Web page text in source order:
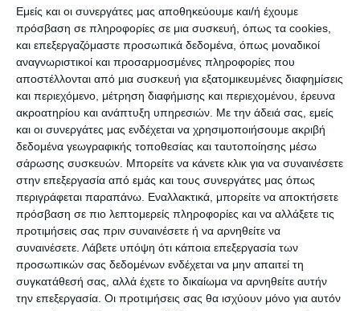
Εμείς και οι συνεργάτες μας αποθηκεύουμε και/ή έχουμε
πρόσβαση σε πληροφορίες σε μια συσκευή, όπως τα cookies,
και επεξεργαζόμαστε προσωπικά δεδομένα, όπως μοναδικοί
αναγνωριστικοί και προσαρμοσμένες πληροφορίες που
αποστέλλονται από μια συσκευή για εξατομικευμένες διαφημίσεις
και περιεχόμενο, μέτρηση διαφήμισης και περιεχομένου, έρευνα
ακροατηρίου και ανάπτυξη υπηρεσιών. Με την άδειά σας, εμείς
και οι συνεργάτες μας ενδέχεται να χρησιμοποιήσουμε ακριβή
δεδομένα γεωγραφικής τοποθεσίας και ταυτοποίησης μέσω
σάρωσης συσκευών. Μπορείτε να κάνετε κλικ για να συναινέσετε
στην επεξεργασία από εμάς και τους συνεργάτες μας όπως
περιγράφεται παραπάνω. Εναλλακτικά, μπορείτε να αποκτήσετε
πρόσβαση σε πιο λεπτομερείς πληροφορίες και να αλλάξετε τις
προτιμήσεις σας πριν συναινέσετε ή να αρνηθείτε να
συναινέσετε. Λάβετε υπόψη ότι κάποια επεξεργασία των
προσωπικών σας δεδομένων ενδέχεται να μην απαιτεί τη
συγκατάθεσή σας, αλλά έχετε το δικαίωμα να αρνηθείτε αυτήν
την επεξεργασία. Οι προτιμήσεις σας θα ισχύουν μόνο για αυτόν
πραγματοποιήθηκε στο Δημαρχείο σύσκεψη με τη
συμμετοχή αρμοδίων παραγόντων, για να τεθεί
πιο επιτακτικά το πρόβλημα στο τραπέζι της
συζήτησης. Στη συνάντηση παραβρέθηκαν ο
Δήμαρχος Γ. Στασινόπουλος, η Αντιδήμαρχος
τουρισμού Α. Αυγουστίνου, η Πρόεδρος του
Επιμελητηρίου Ν. Μαλαφούρη, ο Πρόεδρος του
Συλλόγου Ξενοδόχων Ζακυνθίων και μέλος της
διοίκησης του Επιμελητηρίου Γ. Μάργαρης, η
Πρόεδρος του Συλλόγου Ξενοδόχων Λαγανά Χ.
Τετράδη, ο Πρόεδρος του Συλλόγου Ξενοδόχων
Πλάνου Ν. Γκλαβάς, ο Αστυνομικός Διευθυντής Η.
Σταθόπουλος και αξιωματικός της Αστυνομίας
από την Περιφέρεια. Όλοι έδωσαν στοιχεία και